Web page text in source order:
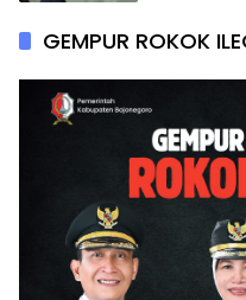
GEMPUR ROKOK